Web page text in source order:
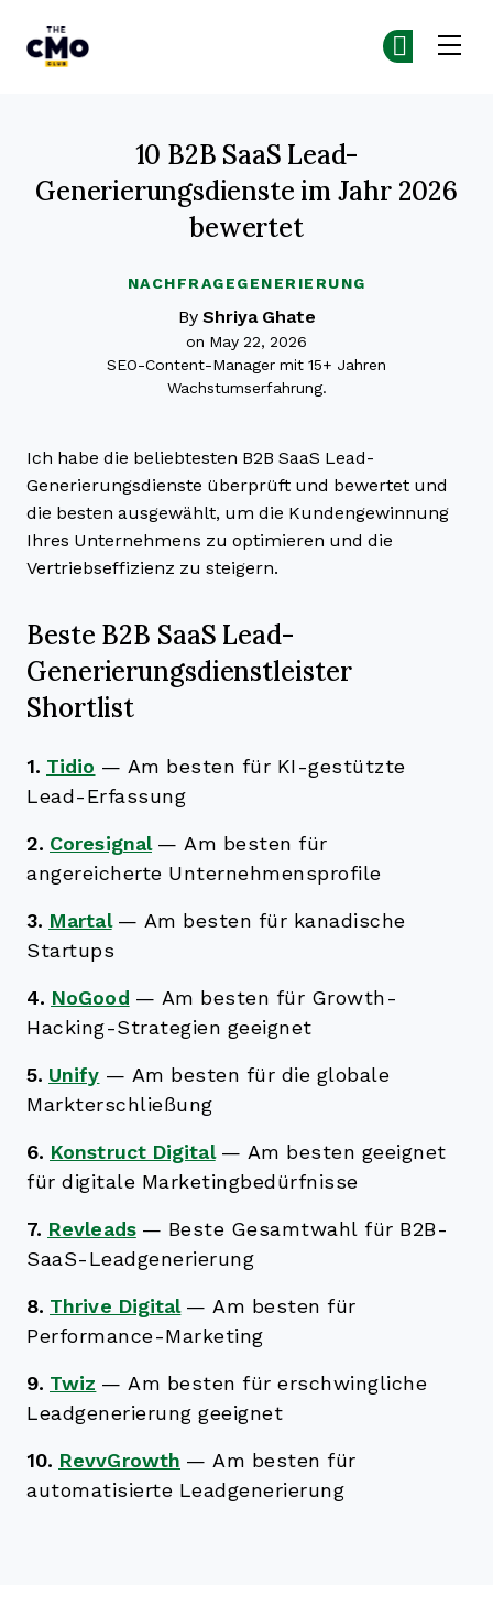
NACHFRAGEGENERIERUNG
10 B2B SaaS Lead-
Generierungsdienste im Jahr 2026
bewertet
By Shriya Ghate
on May 22, 2026
SEO-Content-Manager mit 15+ Jahren
Wachstumserfahrung.
Ich habe die beliebtesten B2B SaaS Lead-
Generierungsdienste überprüft und bewertet und
die besten ausgewählt, um die Kundengewinnung
Ihres Unternehmens zu optimieren und die
Vertriebseffizienz zu steigern.
Beste B2B SaaS Lead-
Generierungsdienstleister
Shortlist
1. Tidio — Am besten für KI-gestützte
Lead-Erfassung
2. Coresignal — Am besten für
angereicherte Unternehmensprofile
3. Martal — Am besten für kanadische
Startups
4. NoGood — Am besten für Growth-
Hacking-Strategien geeignet
5. Unify — Am besten für die globale
Markterschließung
6. Konstruct Digital — Am besten geeignet
für digitale Marketingbedürfnisse
7. Revleads — Beste Gesamtwahl für B2B-
SaaS-Leadgenerierung
8. Thrive Digital —Am besten für
Performance-Marketing
9. Twiz —Am besten für erschwingliche
Leadgenerierung geeignet
10. RevvGrowth — Am besten für
automatisierte Leadgenerierung